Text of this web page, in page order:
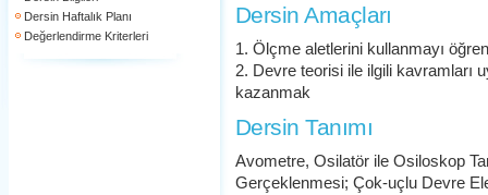
Dersin Haftalık Planı
Değerlendirme Kriterleri
Dersin Amaçları
1. Ölçme aletlerini kullanmayı
2. Devre teorisi ile ilgili kavramları
kazanmak
Dersin Tanımı
Avometre, Osilatör ile Osiloskop
Gerçeklenmesi; Çok-uçlu Devre